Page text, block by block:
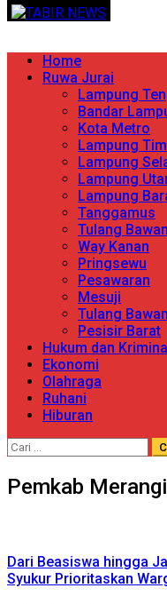
Skip
content
TERPERCAYA
Primary
Menu
Home
Ruwa Jurai
Lampung
Bandar
Kota Metro
Lampung
Lampung
Lampung
Lampung
Tanggamus
Tulang
Way Kanan
Pringsewu
Pesawaran
Mesuji
Tulang
Pesisir Barat
Hukum dan
Ekonomi
Olahraga
Ruhani
Hiburan
Cari
Pemkab
Dari Beasiswa hingga
Syukur Prioritaskan